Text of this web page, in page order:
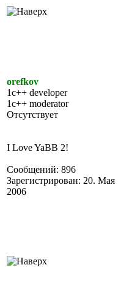
orefkov
1c++ developer
1c++ moderator
Отсутствует
I Love YaBB 2!
Сообщений: 896
Зарегистрирован: 20. Мая
2006